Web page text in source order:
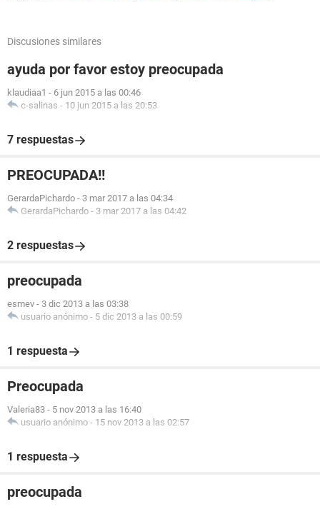
Discusiones similares
ayuda por favor estoy preocupada
klaudiaa1 - 6 jun 2015 a las 00:46
c-salinas - 10 jun 2015 a las 20:53
7 respuestas
PREOCUPADA!!
GerardaPichardo - 3 mar 2017 a las 04:34
GerardaPichardo - 3 mar 2017 a las 04:42
2 respuestas
preocupada
esmev - 3 dic 2013 a las 03:38
usuario anónimo - 5 dic 2013 a las 00:59
1 respuesta
Preocupada
Valeria83 - 5 nov 2013 a las 16:40
usuario anónimo - 15 nov 2013 a las 02:57
1 respuesta
preocupada